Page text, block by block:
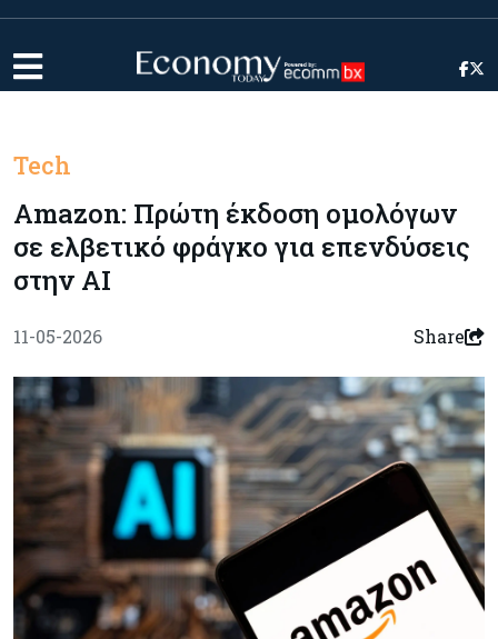
Tech
Amazon: Πρώτη έκδοση ομολόγων
σε ελβετικό φράγκο για επενδύσεις
στην AI
11-05-2026 Share